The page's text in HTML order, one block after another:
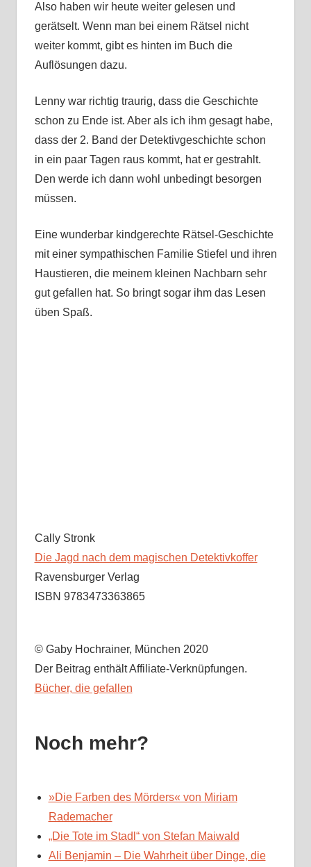
Also haben wir heute weiter gelesen und
gerätselt. Wenn man bei einem Rätsel nicht
weiter kommt, gibt es hinten im Buch die
Auflösungen dazu.
Lenny war richtig traurig, dass die Geschichte
schon zu Ende ist. Aber als ich ihm gesagt habe,
dass der 2. Band der Detektivgeschichte schon
in ein paar Tagen raus kommt, hat er gestrahlt.
Den werde ich dann wohl unbedingt besorgen
müssen.
Eine wunderbar kindgerechte Rätsel-Geschichte
mit einer sympathischen Familie Stiefel und ihren
Haustieren, die meinem kleinen Nachbarn sehr
gut gefallen hat. So bringt sogar ihm das Lesen
üben Spaß.
Cally Stronk
Die Jagd nach dem magischen Detektivkoffer
Ravensburger Verlag
ISBN 9783473363865
© Gaby Hochrainer, München 2020
Der Beitrag enthält Affiliate-Verknüpfungen.
Bücher, die gefallen
Noch mehr?
»Die Farben des Mörders« von Miriam
Rademacher
„Die Tote im Stadl“ von Stefan Maiwald
Ali Benjamin – Die Wahrheit über Dinge, die